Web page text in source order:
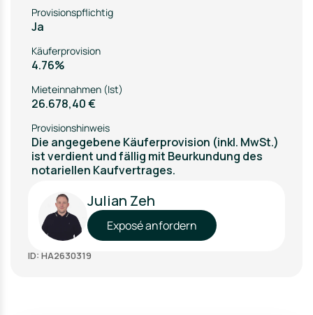
Provisionspflichtig
Ja
Käuferprovision
4.76%
Mieteinnahmen (Ist)
26.678,40 €
Provisionshinweis
Die angegebene Käuferprovision (inkl. MwSt.)
ist verdient und fällig mit Beurkundung des
notariellen Kaufvertrages.
Julian Zeh
Exposé anfordern
ID: HA2630319